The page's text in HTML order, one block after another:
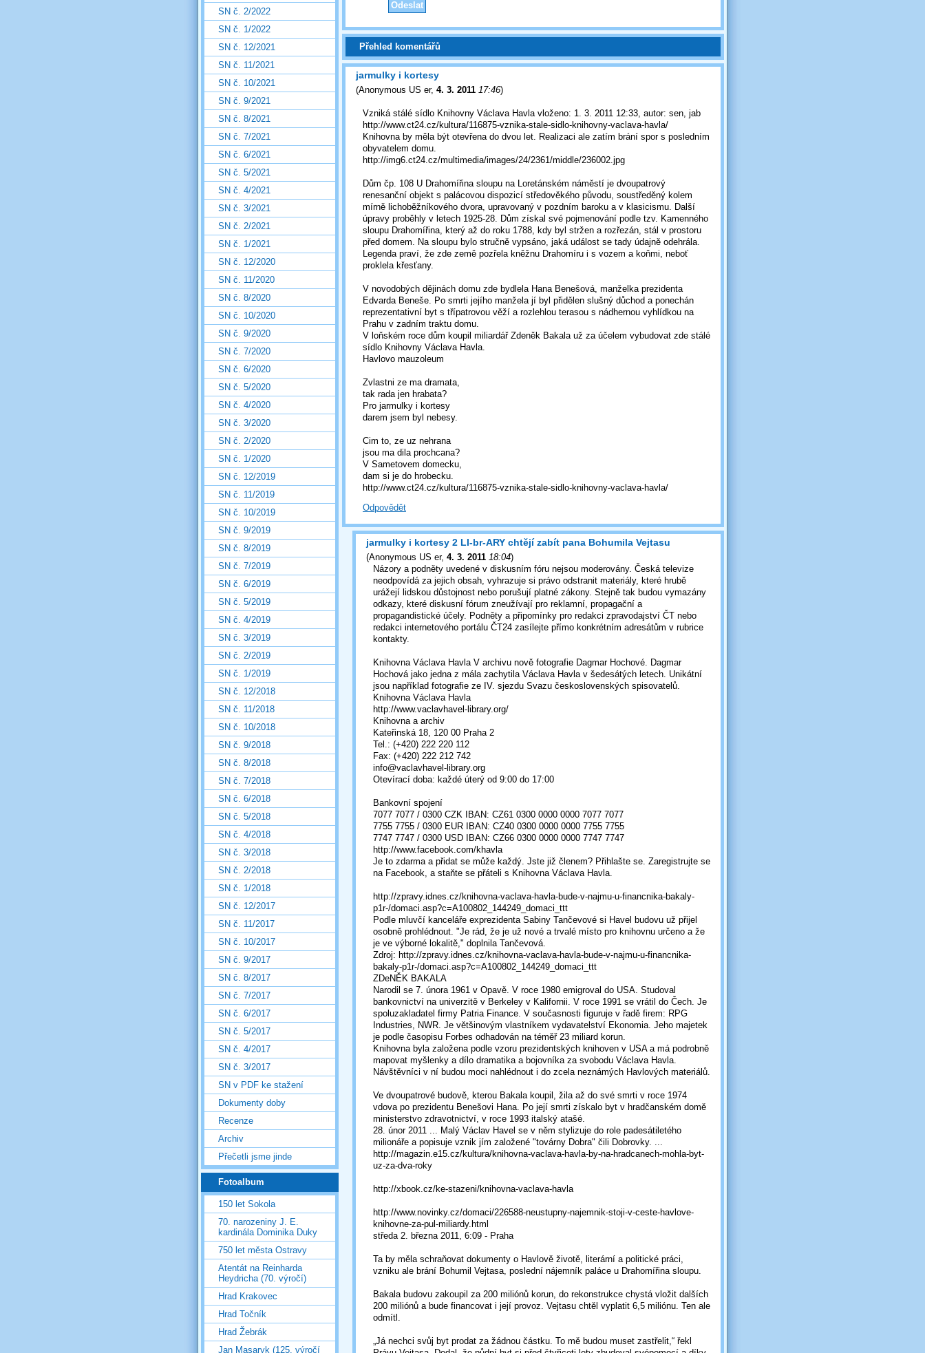
Přehled komentářů
jarmulky i kortesy
(Anonymous US er, 4. 3. 2011 17:46)
Vzniká stálé sídlo Knihovny Václava Havla vloženo: 1. 3. 2011 12:33, autor: sen, jab
http://www.ct24.cz/kultura/116875-vznika-stale-sidlo-knihovny-vaclava-havla/
Knihovna by měla být otevřena do dvou let. Realizaci ale zatím brání spor s posledním
obyvatelem domu.
http://img6.ct24.cz/multimedia/images/24/2361/middle/236002.jpg
Dům čp. 108 U Drahomířina sloupu na Loretánském náměstí je dvoupatrový
renesanční objekt s palácovou dispozicí středověkého původu, soustředěný kolem
mírně lichoběžníkového dvora, upravovaný v pozdním baroku a v klasicismu. Další
úpravy proběhly v letech 1925-28. Dům získal své pojmenování podle tzv. Kamenného
sloupu Drahomířina, který až do roku 1788, kdy byl stržen a rozřezán, stál v prostoru
před domem. Na sloupu bylo stručně vypsáno, jaká událost se tady údajně odehrála.
Legenda praví, že zde země pozřela kněžnu Drahomíru i s vozem a koňmi, neboť
proklela křesťany.
V novodobých dějinách domu zde bydlela Hana Benešová, manželka prezidenta
Edvarda Beneše. Po smrti jejího manžela jí byl přidělen slušný důchod a ponechán
reprezentativní byt s třípatrovou věží a rozlehlou terasou s nádhernou vyhlídkou na
Prahu v zadním traktu domu.
V loňském roce dům koupil miliardář Zdeněk Bakala už za účelem vybudovat zde stálé
sídlo Knihovny Václava Havla.
Havlovo mauzoleum
Zvlastni ze ma dramata,
tak rada jen hrabata?
Pro jarmulky i kortesy
darem jsem byl nebesy.
Cim to, ze uz nehrana
jsou ma dila prochcana?
V Sametovem domecku,
dam si je do hrobecku.
http://www.ct24.cz/kultura/116875-vznika-stale-sidlo-knihovny-vaclava-havla/
Odpovědět
jarmulky i kortesy 2 LI-br-ARY chtějí zabít pana Bohumila Vejtasu
(Anonymous US er, 4. 3. 2011 18:04)
Názory a podněty uvedené v diskusním fóru nejsou moderovány. Česká televize
neodpovídá za jejich obsah, vyhrazuje si právo odstranit materiály, které hrubě
urážejí lidskou důstojnost nebo porušují platné zákony. Stejně tak budou vymazány
odkazy, které diskusní fórum zneužívají pro reklamní, propagační a
propagandistické účely. Podněty a připomínky pro redakci zpravodajství ČT nebo
redakci internetového portálu ČT24 zasílejte přímo konkrétním adresátům v rubrice
kontakty.
Knihovna Václava Havla V archivu nově fotografie Dagmar Hochové. Dagmar
Hochová jako jedna z mála zachytila Václava Havla v šedesátých letech. Unikátní
jsou například fotografie ze IV. sjezdu Svazu československých spisovatelů.
Knihovna Václava Havla
http://www.vaclavhavel-library.org/
Knihovna a archiv
Kateřinská 18, 120 00 Praha 2
Tel.: (+420) 222 220 112
Fax: (+420) 222 212 742
info@vaclavhavel-library.org
Otevírací doba: každé úterý od 9:00 do 17:00
Bankovní spojení
7077 7077 / 0300 CZK IBAN: CZ61 0300 0000 0000 7077 7077
7755 7755 / 0300 EUR IBAN: CZ40 0300 0000 0000 7755 7755
7747 7747 / 0300 USD IBAN: CZ66 0300 0000 0000 7747 7747
http://www.facebook.com/khavla
Je to zdarma a přidat se může každý. Jste již členem? Přihlašte se. Zaregistrujte se
na Facebook, a staňte se přáteli s Knihovna Václava Havla.
http://zpravy.idnes.cz/knihovna-vaclava-havla-bude-v-najmu-u-financnika-bakaly-
p1r-/domaci.asp?c=A100802_144249_domaci_ttt
Podle mluvčí kanceláře exprezidenta Sabiny Tančevové si Havel budovu už přijel
osobně prohlédnout. "Je rád, že je už nové a trvalé místo pro knihovnu určeno a že
je ve výborné lokalitě," doplnila Tančevová.
Zdroj: http://zpravy.idnes.cz/knihovna-vaclava-havla-bude-v-najmu-u-financnika-
bakaly-p1r-/domaci.asp?c=A100802_144249_domaci_ttt
ZDeNĚK BAKALA
Narodil se 7. února 1961 v Opavě. V roce 1980 emigroval do USA. Studoval
bankovnictví na univerzitě v Berkeley v Kalifornii. V roce 1991 se vrátil do Čech. Je
spoluzakladatel firmy Patria Finance. V současnosti figuruje v řadě firem: RPG
Industries, NWR. Je většinovým vlastníkem vydavatelství Ekonomia. Jeho majetek
je podle časopisu Forbes odhadován na téměř 23 miliard korun.
Knihovna byla založena podle vzoru prezidentských knihoven v USA a má podrobně
mapovat myšlenky a dílo dramatika a bojovníka za svobodu Václava Havla.
Návštěvníci v ní budou moci nahlédnout i do zcela neznámých Havlových materiálů.
Ve dvoupatrové budově, kterou Bakala koupil, žila až do své smrti v roce 1974
vdova po prezidentu Benešovi Hana. Po její smrti získalo byt v hradčanském domě
ministerstvo zdravotnictví, v roce 1993 italský atašé.
28. únor 2011 ... Malý Václav Havel se v něm stylizuje do role padesátiletého
milionáře a popisuje vznik jím založené "továrny Dobra" čili Dobrovky. ...
http://magazin.e15.cz/kultura/knihovna-vaclava-havla-by-na-hradcanech-mohla-byt-
uz-za-dva-roky
http://xbook.cz/ke-stazeni/knihovna-vaclava-havla
http://www.novinky.cz/domaci/226588-neustupny-najemnik-stoji-v-ceste-havlove-
knihovne-za-pul-miliardy.html
středa 2. března 2011, 6:09 - Praha
Ta by měla schraňovat dokumenty o Havlově životě, literární a politické práci,
vzniku ale brání Bohumil Vejtasa, poslední nájemník paláce u Drahomířina sloupu.
Bakala budovu zakoupil za 200 miliónů korun, do rekonstrukce chystá vložit dalších
200 miliónů a bude financovat i její provoz. Vejtasu chtěl vyplatit 6,5 miliónu. Ten ale
odmítl.
„Já nechci svůj byt prodat za žádnou částku. To mě budou muset zastřelit,“ řekl
SN č. 2/2022
SN č. 1/2022
SN č. 12/2021
SN č. 11/2021
SN č. 10/2021
SN č. 9/2021
SN č. 8/2021
SN č. 7/2021
SN č. 6/2021
SN č. 5/2021
SN č. 4/2021
SN č. 3/2021
SN č. 2/2021
SN č. 1/2021
SN č. 12/2020
SN č. 11/2020
SN č. 8/2020
SN č. 10/2020
SN č. 9/2020
SN č. 7/2020
SN č. 6/2020
SN č. 5/2020
SN č. 4/2020
SN č. 3/2020
SN č. 2/2020
SN č. 1/2020
SN č. 12/2019
SN č. 11/2019
SN č. 10/2019
SN č. 9/2019
SN č. 8/2019
SN č. 7/2019
SN č. 6/2019
SN č. 5/2019
SN č. 4/2019
SN č. 3/2019
SN č. 2/2019
SN č. 1/2019
SN č. 12/2018
SN č. 11/2018
SN č. 10/2018
SN č. 9/2018
SN č. 8/2018
SN č. 7/2018
SN č. 6/2018
SN č. 5/2018
SN č. 4/2018
SN č. 3/2018
SN č. 2/2018
SN č. 1/2018
SN č. 12/2017
SN č. 11/2017
SN č. 10/2017
SN č. 9/2017
SN č. 8/2017
SN č. 7/2017
SN č. 6/2017
SN č. 5/2017
SN č. 4/2017
SN č. 3/2017
SN v PDF ke stažení
Dokumenty doby
Recenze
Archiv
Přečetli jsme jinde
Fotoalbum
150 let Sokola
70. narozeniny J. E.
kardinála Dominika Duky
750 let města Ostravy
Atentát na Reinharda
Heydricha (70. výročí)
Hrad Krakovec
Hrad Točník
Hrad Žebrák
Jan Masaryk (125. výročí